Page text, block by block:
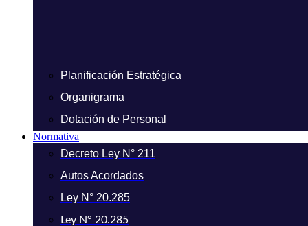
Planificación Estratégica
Organigrama
Dotación de Personal
Normativa
Decreto Ley N° 211
Autos Acordados
Ley N° 20.285
Ley N° 20.285